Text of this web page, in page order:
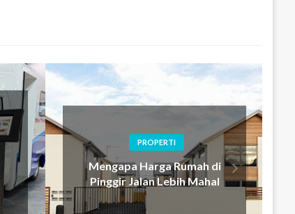
PROPERTI
Mengapa Harga Rumah di
Pinggir Jalan Lebih Mahal